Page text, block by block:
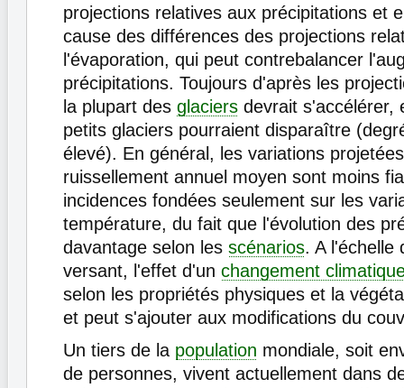
projections relatives aux précipitations et
cause des différences des projections
l'évaporation, qui peut contrebalancer
précipitations. Toujours d'après les
la plupart des glaciers devrait s'accélérer,
petits glaciers pourraient disparaître
élevé). En général, les variations
ruissellement annuel moyen sont moins
incidences fondées seulement sur les
température, du fait que l'évolution des
davantage selon les scénarios. A l'échelle
versant, l'effet d'un changement
selon les propriétés physiques et la
et peut s'ajouter aux modifications du
Un tiers de la population mondiale, soit
de personnes, vivent actuellement dans